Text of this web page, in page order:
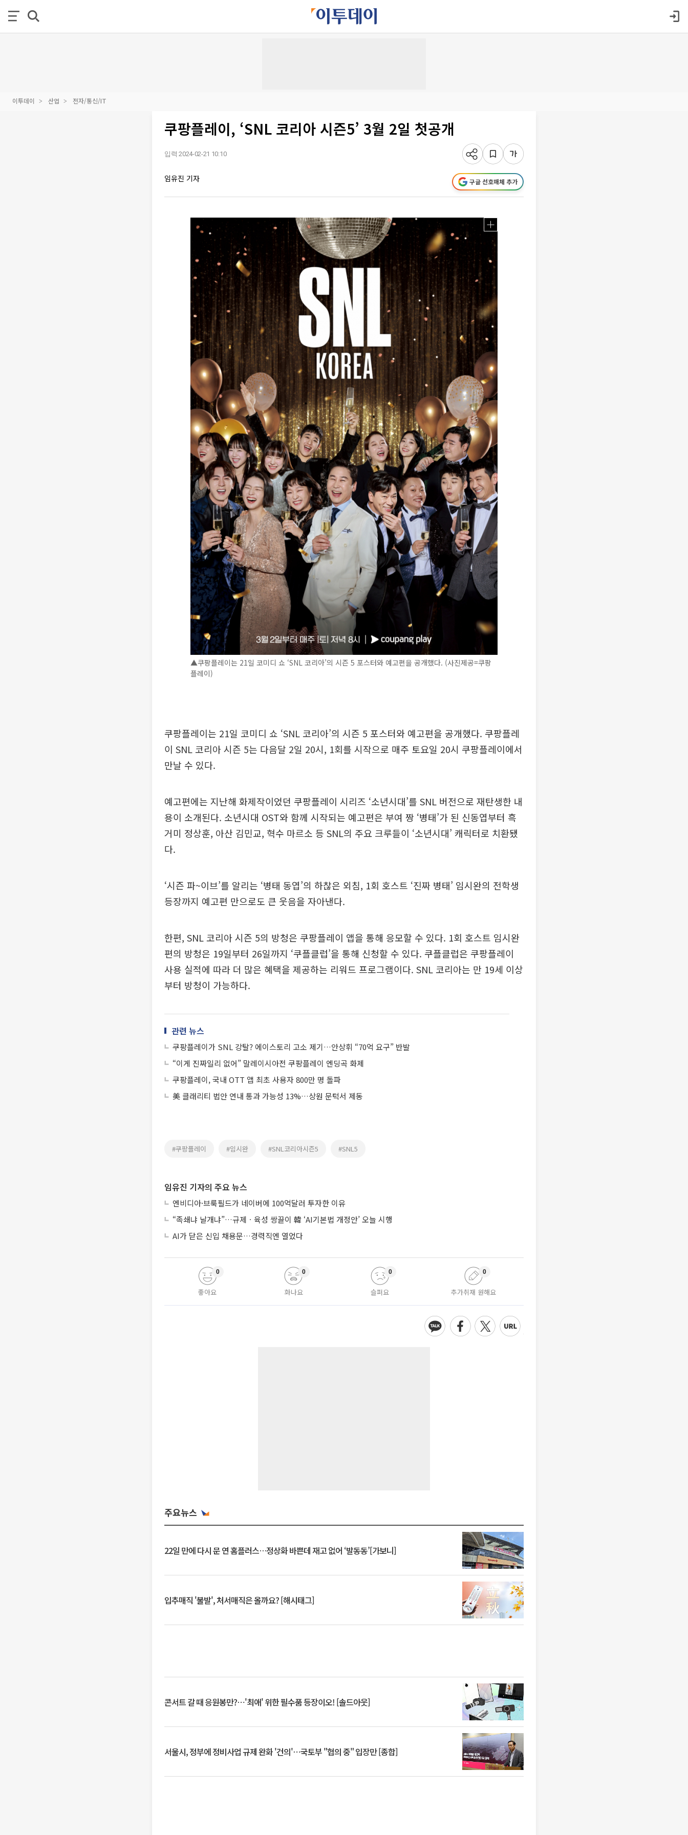
이투데이 산업 전자/통신/IT
쿠팡플레이, ‘SNL 코리아 시즌5’ 3월 2일 첫공개
입력 2024-02-21 10:10
임유진 기자 구글 선호매체 추가
▲쿠팡플레이는 21일 코미디 쇼 ‘SNL 코리아’의 시즌 5 포스터와 예고편을 공개했다. (사진제공=쿠팡
플레이)
쿠팡플레이는 21일 코미디 쇼 ‘SNL 코리아’의 시즌 5 포스터와 예고편을 공개했다. 쿠팡플레
이 SNL 코리아 시즌 5는 다음달 2일 20시, 1회를 시작으로 매주 토요일 20시 쿠팡플레이에서
만날 수 있다.
예고편에는 지난해 화제작이었던 쿠팡플레이 시리즈 ‘소년시대’를 SNL 버전으로 재탄생한 내
용이 소개된다. 소년시대 OST와 함께 시작되는 예고편은 부여 짱 ‘병태’가 된 신동엽부터 흑
거미 정상훈, 아산 김민교, 혁수 마르소 등 SNL의 주요 크루들이 ‘소년시대’ 캐릭터로 치환됐
다.
‘시즌 파~이브’를 알리는 ‘병태 동엽’의 하찮은 외침, 1회 호스트 ‘진짜 병태’ 임시완의 전학생
등장까지 예고편 만으로도 큰 웃음을 자아낸다.
한편, SNL 코리아 시즌 5의 방청은 쿠팡플레이 앱을 통해 응모할 수 있다. 1회 호스트 임시완
편의 방청은 19일부터 26일까지 ‘쿠플클럽’을 통해 신청할 수 있다. 쿠플클럽은 쿠팡플레이
사용 실적에 따라 더 많은 혜택을 제공하는 리워드 프로그램이다. SNL 코리아는 만 19세 이상
부터 방청이 가능하다.
관련 뉴스
쿠팡플레이가 SNL 강탈? 에이스토리 고소 제기…안상휘 “70억 요구” 반발
“이게 진짜일리 없어” 말레이시아전 쿠팡플레이 엔딩곡 화제
쿠팡플레이, 국내 OTT 앱 최초 사용자 800만 명 돌파
美 클래리티 법안 연내 통과 가능성 13%…상원 문턱서 제동
#쿠팡플레이 #임시완 #SNL코리아시즌5 #SNL5
임유진 기자의 주요 뉴스
엔비디아·브룩필드가 네이버에 100억달러 투자한 이유
“족쇄냐 날개냐”…규제ㆍ육성 쌍끌이 韓 ‘AI기본법 개정안’ 오늘 시행
AI가 닫은 신입 채용문…경력직엔 열었다
좋아요
0
화나요
0
슬퍼요
0
추가취재 원해요
0
주요뉴스
22일 만에 다시 문 연 홈플러스…정상화 바쁜데 재고 없어 ‘발동동’[가보니]
입추매직 '불발', 처서매직은 올까요? [해시태그]
콘서트 갈 때 응원봉만?⋯'최애' 위한 필수품 등장이오! [솔드아웃]
서울시, 정부에 정비사업 규제 완화 '건의'⋯국토부 "협의 중" 입장만 [종합]